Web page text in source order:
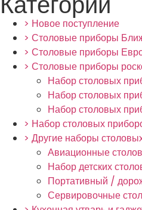
> Новое поступление
> Столовые приборы
> Столовые приборы
> Столовые приборы
Набор столовых
Набор столовых
Набор столовых
> Набор столовых
> Другие наборы
Авиационные
Набор детских
Портативный /
Сервировочные